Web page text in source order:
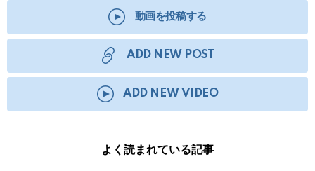
動画を投稿する
ADD NEW POST
ADD NEW VIDEO
よく読まれている記事